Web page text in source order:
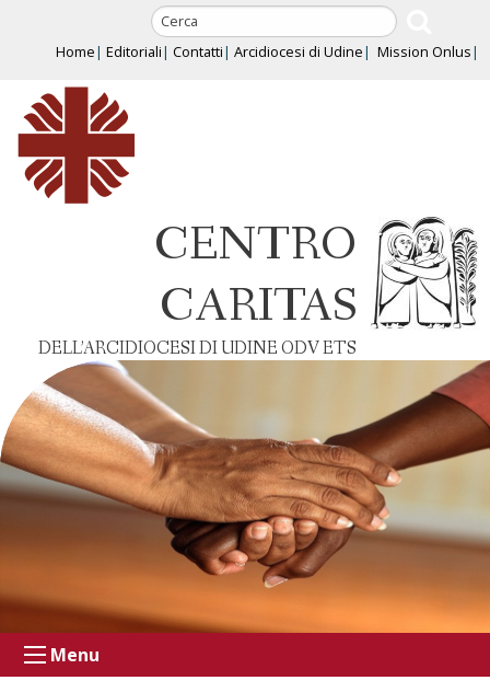
content
Home Editoriali Contatti Arcidiocesi di Udine Mission Onlus
CENTRO
CARITAS
DELL’ARCIDIOCESI DI UDINE ODV ETS
Menu